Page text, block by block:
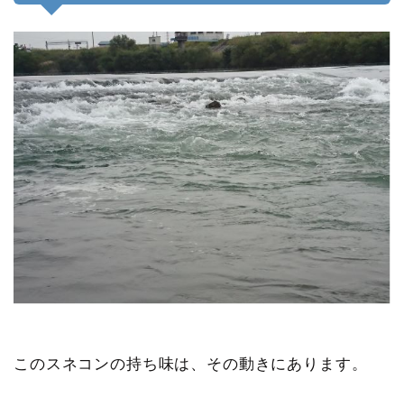
このスネコンの持ち味は、その動きにあります。